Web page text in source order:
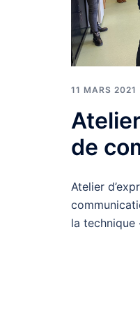
11 MARS 2021
de
Atelier
la technique